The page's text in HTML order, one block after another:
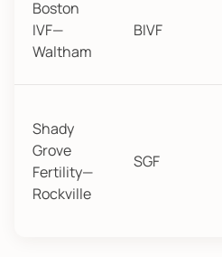
Boston
IVF—
Waltham
BIVF
Shady
Grove
Fertility—
Rockville
SGF